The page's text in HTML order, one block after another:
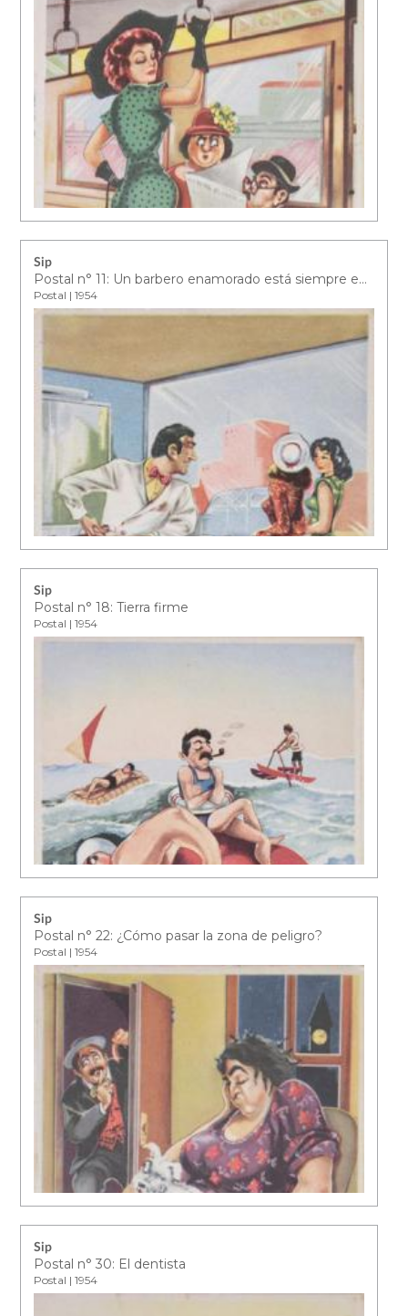
Sip
Postal n° 11: Un barbero enamorado está siempre en un friz a su cliente más preciado de cortarle la nariz
Postal | 1954
Sip
Postal n° 18: Tierra firme
Postal | 1954
Sip
Postal n° 22: ¿Cómo pasar la zona de peligro?
Postal | 1954
Sip
Postal n° 30: El dentista
Postal | 1954